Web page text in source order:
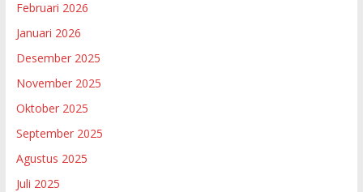
Februari 2026
Januari 2026
Desember 2025
November 2025
Oktober 2025
September 2025
Agustus 2025
Juli 2025